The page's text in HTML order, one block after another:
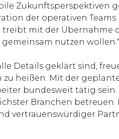
Zukunftsperspektiven
der operativen Teams
treibt mit der Übernahme
nutzen wollen.“
Details geklärt sind,
zu heißen. Mit der
bundesweit tätig sein.
Branchen betreuen.
vertrauenswürdiger